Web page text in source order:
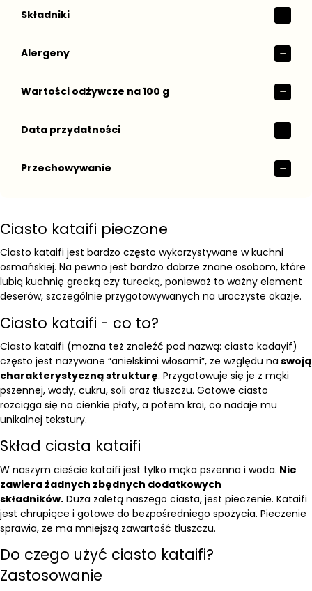
Składniki
Alergeny
Wartości odżywcze na 100 g
Data przydatności
Przechowywanie
Ciasto kataifi pieczone
Ciasto kataifi jest bardzo często wykorzystywane w kuchni
osmańskiej. Na pewno jest bardzo dobrze znane osobom, które
lubią kuchnię grecką czy turecką, ponieważ to ważny element
deserów, szczególnie przygotowywanych na uroczyste okazje.
Ciasto kataifi - co to?
Ciasto kataifi (można też znaleźć pod nazwą: ciasto kadayif)
często jest nazywane “anielskimi włosami”, ze względu na swoją
charakterystyczną strukturę. Przygotowuje się je z mąki
pszennej, wody, cukru, soli oraz tłuszczu. Gotowe ciasto
rozciąga się na cienkie płaty, a potem kroi, co nadaje mu
unikalnej tekstury.
Skład ciasta kataifi
W naszym cieście kataifi jest tylko mąka pszenna i woda. Nie
zawiera żadnych zbędnych dodatkowych
składników. Duża zaletą naszego ciasta, jest pieczenie. Kataifi
jest chrupiące i gotowe do bezpośredniego spożycia. Pieczenie
sprawia, że ma mniejszą zawartość tłuszczu.
Do czego użyć ciasto kataifi?
Zastosowanie